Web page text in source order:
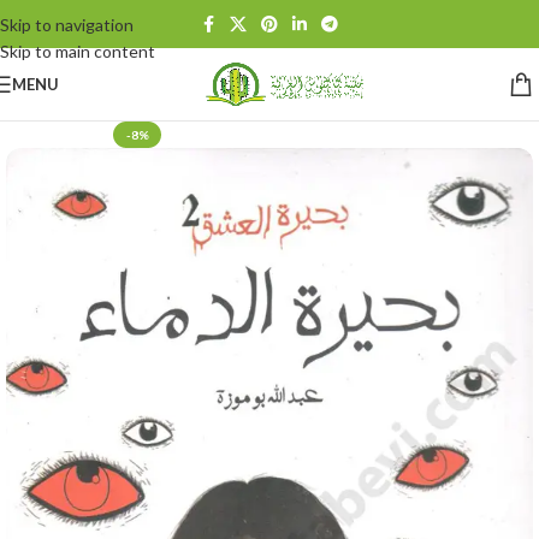
Skip to navigation
Skip to main content
MENU
-8%